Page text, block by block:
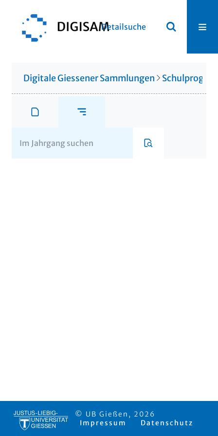
Detailsuche
Digitale Giessener Sammlungen
© UB Gießen, 2026
Impressum
Datenschutz